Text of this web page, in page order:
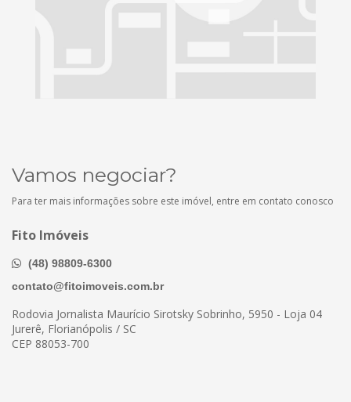
Vamos negociar?
Para ter mais informações sobre este imóvel, entre em contato conosco
Fito Imóveis
(48) 98809-6300
contato@fitoimoveis.com.br
Rodovia Jornalista Maurício Sirotsky Sobrinho, 5950 - Loja 04
Jurerê, Florianópolis / SC
CEP 88053-700